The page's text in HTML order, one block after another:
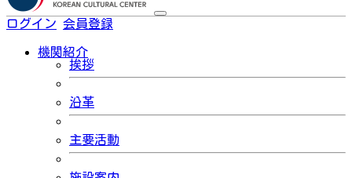
ログイン 会員登録
機関紹介
挨拶
沿革
主要活動